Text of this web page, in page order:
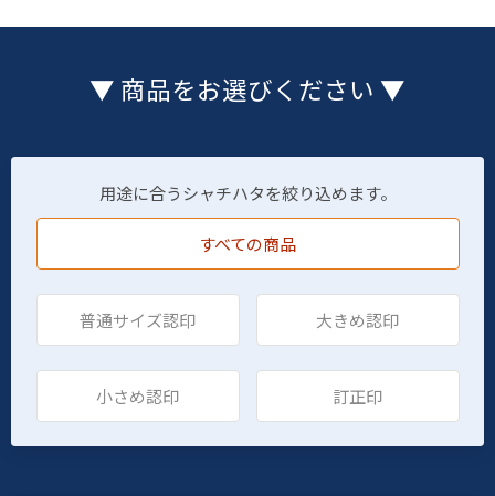
▼ 商品をお選びください ▼
用途に合うシャチハタを絞り込めます。
すべての商品
普通サイズ認印 大きめ認印
小さめ認印 訂正印